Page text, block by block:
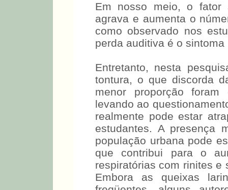
Em nosso meio, o fator
agrava e aumenta o
como observado nos
perda auditiva é o
Entretanto, nesta
tontura, o que discorda
menor proporção
levando ao
realmente pode estar
estudantes. A presença
população urbana pode
que contribui para o
respiratórias com rinites e
Embora as queixas